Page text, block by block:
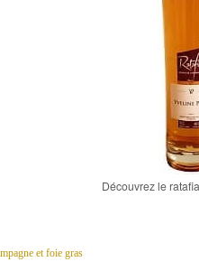
Découvrez le
et foie gras